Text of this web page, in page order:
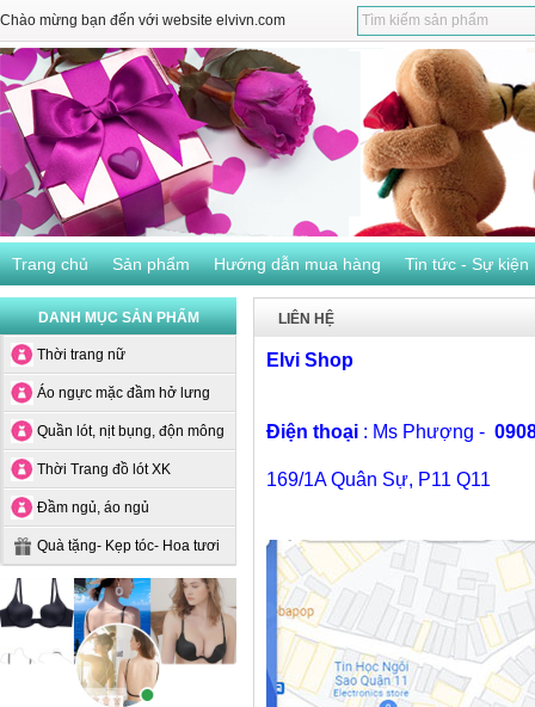
Chào mừng bạn đến với website elvivn.com
Trang chủ Sản phẩm Hướng dẫn mua hàng Tin tức - Sự kiện
DANH MỤC SẢN PHẨM
Thời trang nữ
Áo ngực mặc đầm hở lưng
Quần lót, nịt bụng, độn mông
Thời Trang đồ lót XK
Đầm ngủ, áo ngủ
Quà tặng- Kẹp tóc- Hoa tươi
LIÊN HỆ
Elvi Shop
Điện thoại : Ms Phượng -
169/1A Quân Sự, P11 Q11